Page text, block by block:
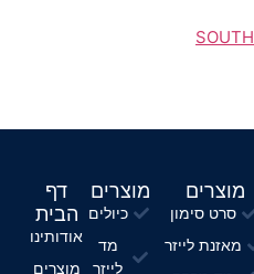
דף
הבית
אודותינו
מוצרים
מוצרים
כיולים
מד
לייזר
מוצרים
סרט סימון
מאזנת לייזר